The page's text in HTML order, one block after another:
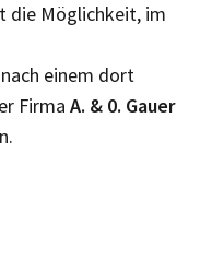
die Möglichkeit, im
nach einem dort
Firma A. & 0. Gauer